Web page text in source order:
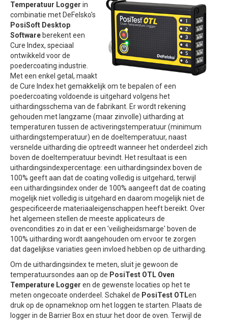
Temperatuur Logger in
combinatie met DeFelsko's
PosiSoft Desktop
Software berekent een
Cure Index, speciaal
ontwikkeld voor de
poedercoating industrie.
Met een enkel getal, maakt
de Cure Index het gemakkelijk om te bepalen of een
poedercoating voldoende is uitgehard volgens het
uithardingsschema van de fabrikant. Er wordt rekening
gehouden met langzame (maar zinvolle) uitharding at
temperaturen tussen de activeringstemperatuur (minimum
uithardingstemperatuur) en de doeltemperatuur, naast
versnelde uitharding die optreedt wanneer het onderdeel zich
boven de doeltemperatuur bevindt. Het resultaat is een
uithardingsindexpercentage: een uithardingsindex boven de
100% geeft aan dat de coating volledig is uitgehard, terwijl
een uithardingsindex onder de 100% aangeeft dat de coating
mogelijk niet volledig is uitgehard en daarom mogelijk niet de
gespecificeerde materiaaleigenschappen heeft bereikt. Over
het algemeen stellen de meeste applicateurs de
ovencondities zo in dat er een 'veiligheidsmarge' boven de
100% uitharding wordt aangehouden om ervoor te zorgen
dat dagelijkse variaties geen invloed hebben op de uitharding.
Om de uithardingsindex te meten, sluit je gewoon de
temperatuursondes aan op de PosiTest OTL Oven
Temperature Logger en de gewenste locaties op het te
meten ongecoate onderdeel. Schakel de PosiTest OTLen
druk op de opnameknop om het loggen te starten. Plaats de
logger in de Barrier Box en stuur het door de oven. Terwijl de